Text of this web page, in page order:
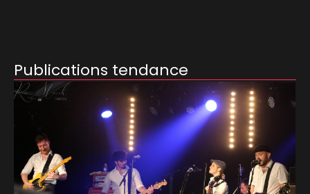
Publications tendance